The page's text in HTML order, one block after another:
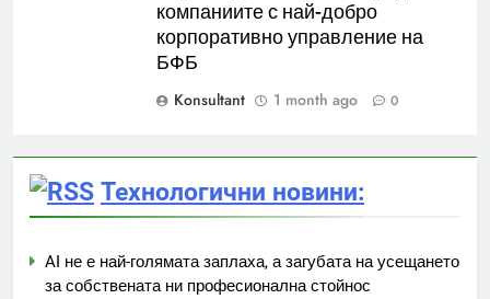
компаниите с най-добро
корпоративно управление на
БФБ
Konsultant
1 month ago 0
Технологични новини:
AI не е най-голямата заплаха, а загубата на усещането
за собствената ни професионална стойнос